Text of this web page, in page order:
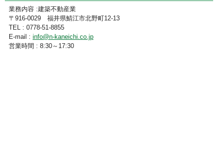
業務内容 :建築不動産業
〒916-0029 福井県鯖江市北野町12-13
TEL : 0778-51-8855
E-mail : info@n-kaneichi.co.jp
営業時間 : 8:30～17:30